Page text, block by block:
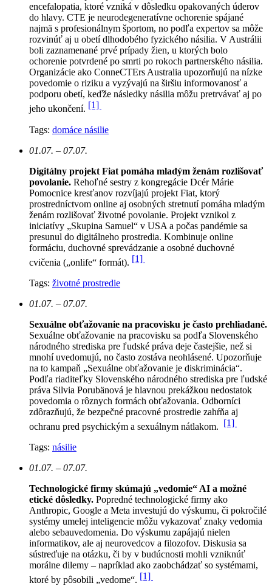
encefalopatia, ktoré vzniká v dôsledku opakovaných úderov
do hlavy. CTE je neurodegeneratívne ochorenie spájané
najmä s profesionálnym športom, no podľa expertov sa môže
rozvinúť aj u obetí dlhodobého fyzického násilia. V Austrálii
boli zaznamenané prvé prípady žien, u ktorých bolo
ochorenie potvrdené po smrti po rokoch partnerského násilia.
Organizácie ako ConneCTErs Australia upozorňujú na nízke
povedomie o riziku a vyzývajú na širšiu informovanosť a
podporu obetí, keďže následky násilia môžu pretrvávať aj po
jeho ukončení. [1]
Tags: domáce násilie
01.07. – 07.07.
Digitálny projekt Fiat pomáha mladým ženám rozlišovať
povolanie. Rehoľné sestry z kongregácie Dcér Márie
Pomocnice kresťanov rozvíjajú projekt Fiat, ktorý
prostredníctvom online aj osobných stretnutí pomáha mladým
ženám rozlišovať životné povolanie. Projekt vznikol z
iniciatívy „Skupina Samuel“ v USA a počas pandémie sa
presunul do digitálneho prostredia. Kombinuje online
formáciu, duchovné sprevádzanie a osobné duchovné
cvičenia („onlife“ formát). [1]
Tags: životné prostredie
01.07. – 07.07.
Sexuálne obťažovanie na pracovisku je často prehliadané.
Sexuálne obťažovanie na pracovisku sa podľa Slovenského
národného strediska pre ľudské práva deje častejšie, než si
mnohí uvedomujú, no často zostáva neohlásené. Upozorňuje
na to kampaň „Sexuálne obťažovanie je diskriminácia“.
Podľa riaditeľky Slovenského národného strediska pre ľudské
práva Silvia Porubänová je hlavnou prekážkou nedostatok
povedomia o rôznych formách obťažovania. Odborníci
zdôrazňujú, že bezpečné pracovné prostredie zahŕňa aj
ochranu pred psychickým a sexuálnym nátlakom. [1]
Tags: násilie
01.07. – 07.07.
Technologické firmy skúmajú „vedomie“ AI a možné
etické dôsledky. Popredné technologické firmy ako
Anthropic, Google a Meta investujú do výskumu, či pokročilé
systémy umelej inteligencie môžu vykazovať znaky vedomia
alebo sebauvedomenia. Do výskumu zapájajú nielen
informatikov, ale aj neurovedcov a filozofov. Diskusia sa
sústreďuje na otázku, či by v budúcnosti mohli vzniknúť
morálne dilemy – napríklad ako zaobchádzať so systémami,
ktoré by pôsobili „vedome“. [1]